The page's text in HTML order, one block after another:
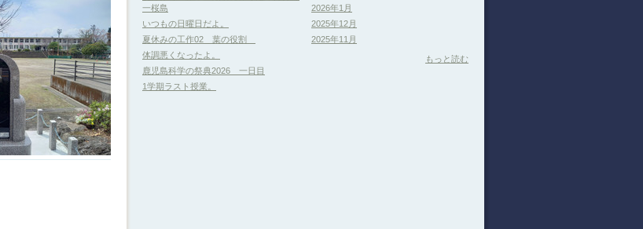
一桜島
いつもの日曜日だよ。
夏休みの工作02 葉の役割
体調悪くなったよ。
鹿児島科学の祭典2026 一日目
1学期ラスト授業。
2026年1月
2025年12月
2025年11月
もっと読む